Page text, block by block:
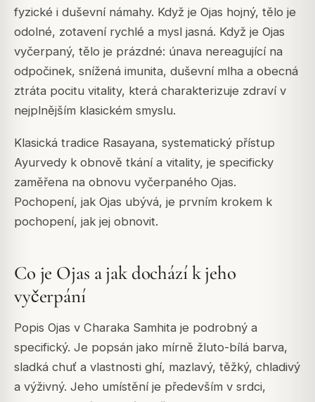
fyzické i duševní námahy. Když je Ojas hojný, tělo je
odolné, zotavení rychlé a mysl jasná. Když je Ojas
vyčerpaný, tělo je prázdné: únava nereagující na
odpočinek, snížená imunita, duševní mlha a obecná
ztráta pocitu vitality, která charakterizuje zdraví v
nejplnějším klasickém smyslu.
Klasická tradice Rasayana, systematický přístup
Ayurvedy k obnově tkání a vitality, je specificky
zaměřena na obnovu vyčerpaného Ojas.
Pochopení, jak Ojas ubývá, je prvním krokem k
pochopení, jak jej obnovit.
Co je Ojas a jak dochází k jeho
vyčerpání
Popis Ojas v Charaka Samhita je podrobný a
specifický. Je popsán jako mírně žluto-bílá barva,
sladká chuť a vlastnosti ghí, mazlavý, těžký, chladivý
a výživný. Jeho umístění je především v srdci,